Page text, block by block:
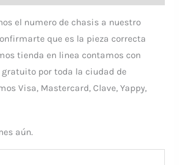
el numero de chasis a nuestro
que es la pieza correcta
tienda en linea contamos con
por toda la ciudad de
Visa, Mastercard, Clave, Yappy,
aún.